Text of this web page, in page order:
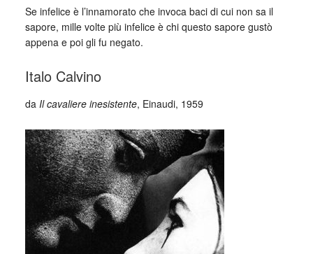
Se infelice è l’innamorato che invoca baci di cui non sa il
sapore, mille volte più infelice è chi questo sapore gustò
appena e poi gli fu negato.
Italo Calvino
da Il cavaliere inesistente, Einaudi, 1959